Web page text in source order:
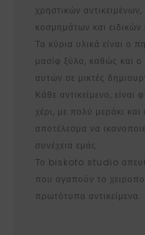
χρηστικών
κοσμημάτων και
Τα κύρια υλικά είναι ο
μασίφ ξύλο, καθώς και
αυτών σε μικτές
Κάθε αντικείμενο, είναι
χέρι, με πολύ μεράκι
αποτέλεσμα να
συνέχεια εμάς.
Το biskoto studio
που αγαπούν το
πρωτότυπα αντικείμενα.